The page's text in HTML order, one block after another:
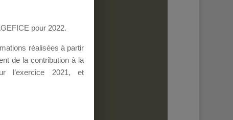
pour 2022.
réalisées à partir
de la contribution à la
l’exercice 2021, et